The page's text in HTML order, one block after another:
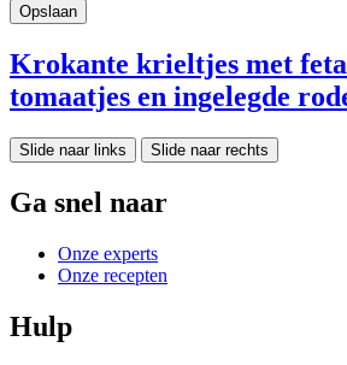
Krokante krieltjes met
tomaatjes en ingelegde
Slide naar links Slide naar rechts
Ga snel naar
Onze experts
Onze recepten
Hulp